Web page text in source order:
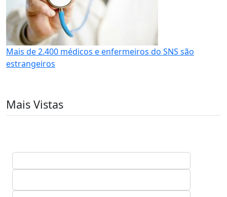
Mais de 2.400 médicos e enfermeiros do SNS são
estrangeiros
Mais Vistas